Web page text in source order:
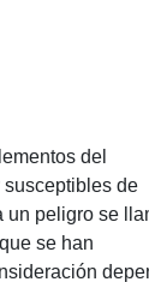
del
de
un peligro se
se han